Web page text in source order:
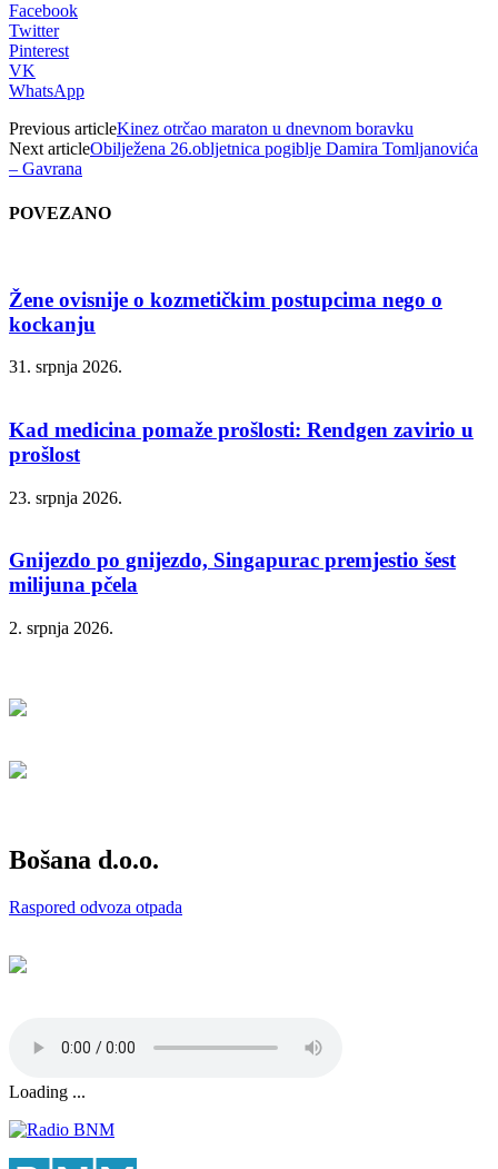
Facebook
Twitter
Pinterest
VK
WhatsApp
Previous articleKinez otrčao maraton u dnevnom boravku
Next articleObilježena 26.obljetnica pogiblje Damira Tomljanovića
– Gavrana
POVEZANO
Žene ovisnije o kozmetičkim postupcima nego o
kockanju
31. srpnja 2026.
Kad medicina pomaže prošlosti: Rendgen zavirio u
prošlost
23. srpnja 2026.
Gnijezdo po gnijezdo, Singapurac premjestio šest
milijuna pčela
2. srpnja 2026.
Bošana d.o.o.
Raspored odvoza otpada
Loading ...